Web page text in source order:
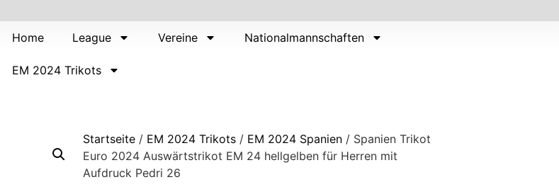
Home League Vereine Nationalmannschaften
EM 2024 Trikots
Startseite / EM 2024 Trikots / EM 2024 Spanien / Spanien Trikot
Euro 2024 Auswärtstrikot EM 24 hellgelben für Herren mit
Aufdruck Pedri 26